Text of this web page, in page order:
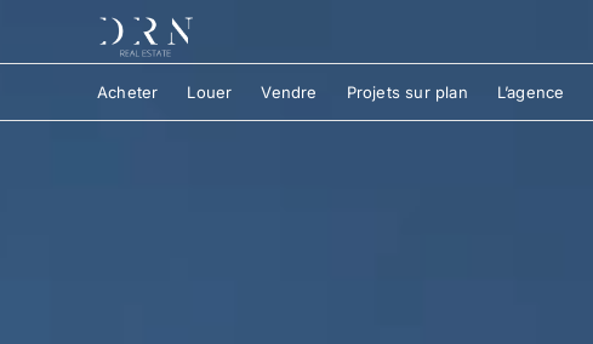
Acheter Louer Vendre Projets sur plan L’agence